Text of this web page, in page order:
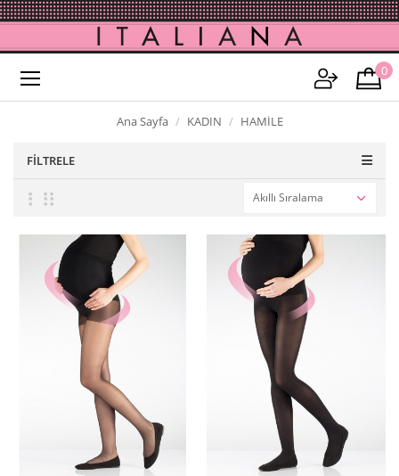
0
Ana Sayfa KADIN HAMİLE
FILTRELE